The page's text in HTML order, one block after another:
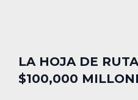
LA HOJA DE
$100,000